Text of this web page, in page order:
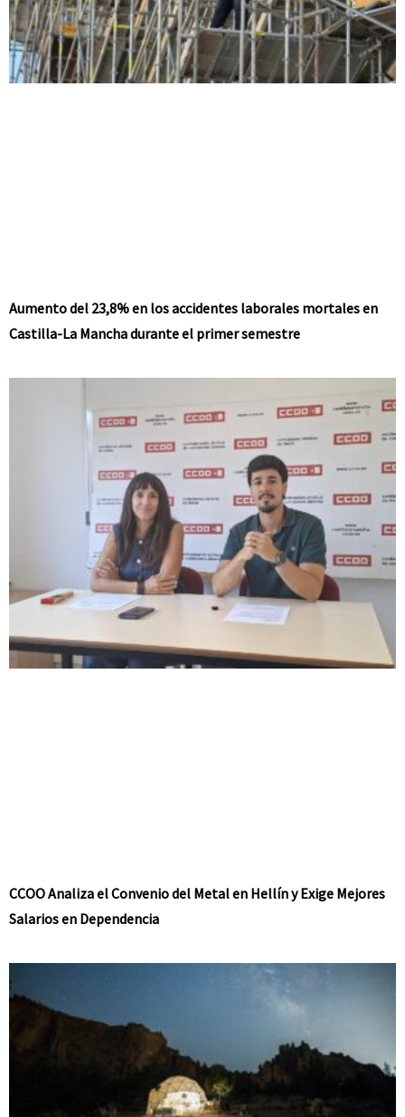
Aumento del 23,8% en los accidentes laborales mortales en
Castilla-La Mancha durante el primer semestre
CCOO Analiza el Convenio del Metal en Hellín y Exige Mejores
Salarios en Dependencia